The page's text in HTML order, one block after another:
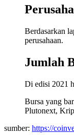
Berdasarkan
perusahaan.
Jumlah
Di edisi 2021
Bursa yang
Plutonext,
sumber: https://